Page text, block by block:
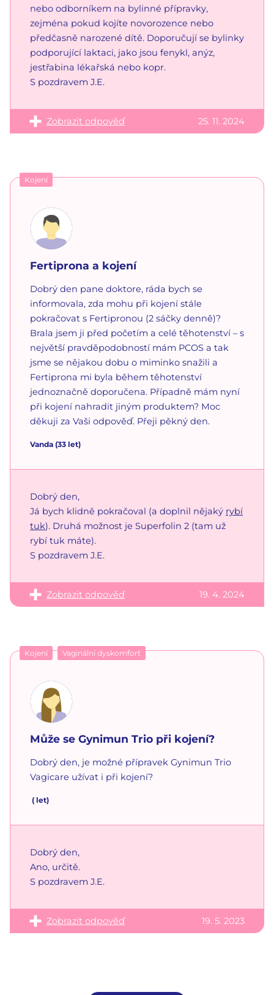
nebo odborníkem na bylinné přípravky,
zejména pokud kojíte novorozence nebo
předčasně narozené dítě. Doporučují se bylinky
podporující laktaci, jako jsou fenykl, anýz,
jestřabina lékařská nebo kopr.
S pozdravem J.E.
Zobrazit odpověď 25. 11. 2024
Kojení
Fertiprona a kojení
Dobrý den pane doktore, ráda bych se
informovala, zda mohu při kojení stále
pokračovat s Fertipronou (2 sáčky denně)?
Brala jsem ji před početím a celé těhotenství – s
největší pravděpodobností mám PCOS a tak
jsme se nějakou dobu o miminko snažili a
Fertiprona mi byla během těhotenství
jednoznačně doporučena. Případně mám nyní
při kojení nahradit jiným produktem? Moc
děkuji za Vaši odpověď. Přeji pěkný den.
Vanda (33 let)
Dobrý den,
Já bych klidně pokračoval (a doplnil nějaký rybí
tuk). Druhá možnost je Superfolin 2 (tam už
rybí tuk máte).
S pozdravem J.E.
Zobrazit odpověď 19. 4. 2024
Kojení Vaginální dyskomfort
Může se Gynimun Trio při kojení?
Dobrý den, je možné přípravek Gynimun Trio
Vagicare užívat i při kojení?
( let)
Dobrý den,
Ano, určitě.
S pozdravem J.E.
Zobrazit odpověď 19. 5. 2023